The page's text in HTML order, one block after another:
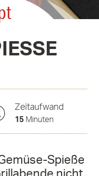
Zeitaufwand
15Minuten
Spieße